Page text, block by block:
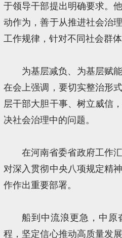
于领导干部提出明确要求。
动作为，善于从推进社会治
工作规律，针对不同社会群
为基层减负、为基层赋
在会上强调，要切实整治形
层干部大胆干事、树立威信
决社会治理中的问题。
在河南省委省政府工作
对深入贯彻中央八项规定精
作作出重要部署。
船到中流浪更急，中原
程，坚定信心推动高质量发